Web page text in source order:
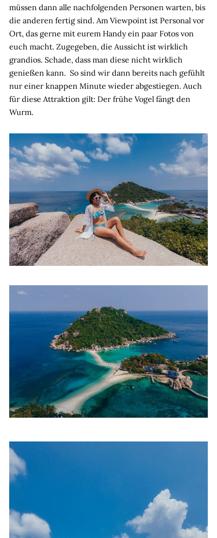
müssen dann alle nachfolgenden Personen warten, bis
die anderen fertig sind. Am Viewpoint ist Personal vor
Ort, das gerne mit eurem Handy ein paar Fotos von
euch macht. Zugegeben, die Aussicht ist wirklich
grandios. Schade, dass man diese nicht wirklich
genießen kann. So sind wir dann bereits nach gefühlt
nur einer knappen Minute wieder abgestiegen. Auch
für diese Attraktion gilt: Der frühe Vogel fängt den
Wurm.